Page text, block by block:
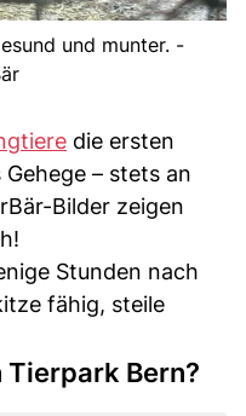
und munter. -
die ersten
– stets an
Bilder zeigen
Stunden nach
fähig, steile
Tierpark Bern?